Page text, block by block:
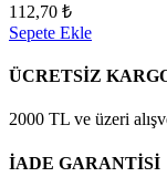
112,70 ₺
Sepete Ekle
ÜCRETSİZ
2000 TL ve üzeri
İADE GARANTİSİ